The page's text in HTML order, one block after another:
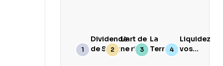
Dividende
de Sang
L’art de
ne rien
branler
La
Terre
Goûte
Liquidez
vos